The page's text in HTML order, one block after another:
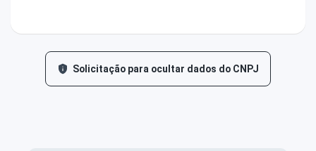
Solicitação para ocultar dados do CNPJ